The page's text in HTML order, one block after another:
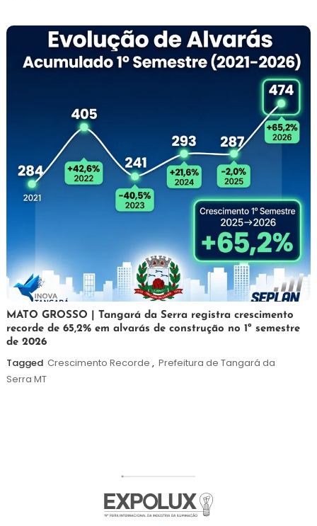
5
de
agosto
de
2026
Maurilio
MATO GROSSO | Tangará da Serra registra crescimento
recorde de 65,2% em alvarás de construção no 1º semestre
de 2026
Tagged Crescimento Recorde , Prefeitura de Tangará da
Serra MT